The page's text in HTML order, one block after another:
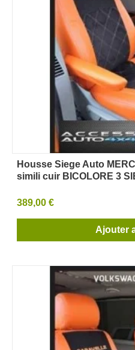
Housse Siege Auto
simili cuir BICOLORE 3
389,00 €
Ajouter